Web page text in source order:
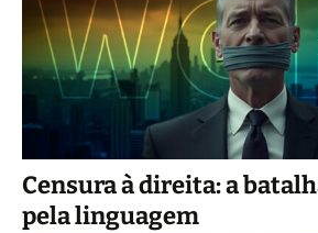
Censura à direita: a
pela linguagem